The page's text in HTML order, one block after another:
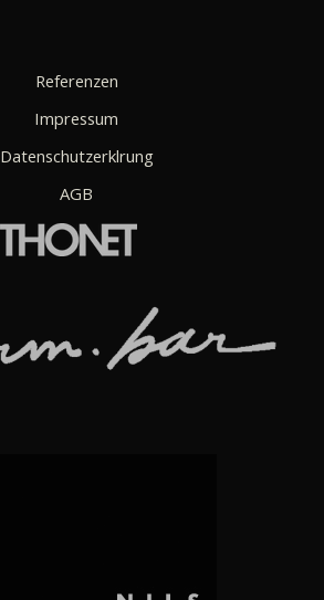
Referenzen
Impressum
Datenschutzerklrung
AGB